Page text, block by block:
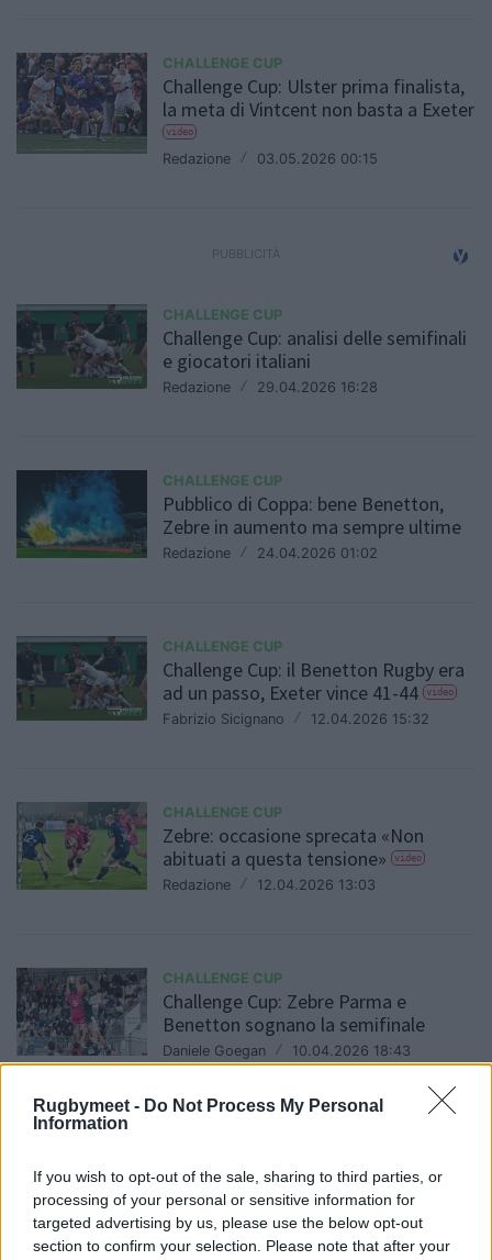
Rugbymeet - Do Not Process My Personal
Information
If you wish to opt-out of the sale, sharing to third parties, or
processing of your personal or sensitive information for
targeted advertising by us, please use the below opt-out
section to confirm your selection. Please note that after your
CHALLENGE CUP
Challenge Cup: Ulster prima finalista,
la meta di Vintcent non basta a Exeter
video
Redazione / 03.05.2026 00:15
CHALLENGE CUP
Challenge Cup: analisi delle semifinali
e giocatori italiani
Redazione / 29.04.2026 16:28
CHALLENGE CUP
Pubblico di Coppa: bene Benetton,
Zebre in aumento ma sempre ultime
Redazione / 24.04.2026 01:02
CHALLENGE CUP
Challenge Cup: il Benetton Rugby era
ad un passo, Exeter vince 41-44 video
Fabrizio Sicignano / 12.04.2026 15:32
CHALLENGE CUP
Zebre: occasione sprecata «Non
abituati a questa tensione» video
Redazione / 12.04.2026 13:03
CHALLENGE CUP
Challenge Cup: Zebre Parma e
Benetton sognano la semifinale
Daniele Goegan / 10.04.2026 18:43
Per la prima volta due italiane ai
quarti di Challenge Cup
Redazione / 07.04.2026 09:14